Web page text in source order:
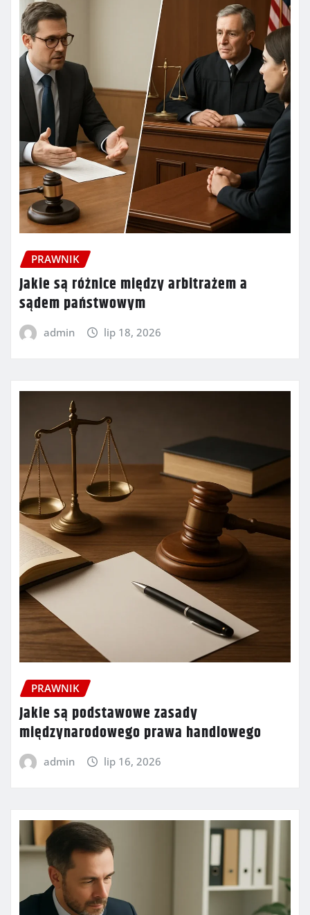
PRAWNIK
Jakie są różnice między arbitrażem a
sądem państwowym
admin lip 18, 2026
PRAWNIK
Jakie są podstawowe zasady
międzynarodowego prawa handlowego
admin lip 16, 2026